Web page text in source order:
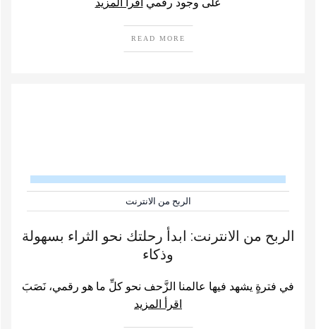
READ MORE
الربح من الانترنت
الربح من الانترنت: ابدأ رحلتك نحو الثراء بسهولة
وذكاء
في فترةٍ يشهد فيها عالمنا الزَّحف نحو كلِّ ما هو رقمي، نَصَبَ
اقرأ المزيد